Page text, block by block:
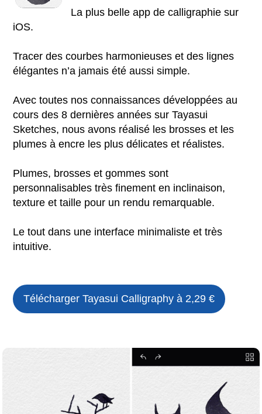
La plus belle app de calligraphie sur
iOS.
Tracer des courbes harmonieuses et des lignes
élégantes n’a jamais été aussi simple.
Avec toutes nos connaissances développées au
cours des 8 dernières années sur Tayasui
Sketches, nous avons réalisé les brosses et les
plumes à encre les plus délicates et réalistes.
Plumes, brosses et gommes sont
personnalisables très finement en inclinaison,
texture et taille pour un rendu remarquable.
Le tout dans une interface minimaliste et très
intuitive.
TéléchargerTayasui Calligraphy à 2,29 €